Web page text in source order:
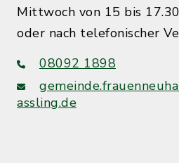
Mittwoch von 15 bis
oder nach telefonischer
08092 1898
assling.de